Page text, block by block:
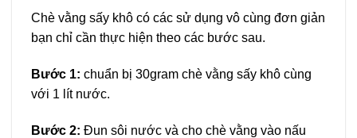
Chè vằng sấy khô có các sử dụng vô cùng đơn giản
bạn chỉ cần thực hiện theo các bước sau.
Bước 1: chuẩn bị 30gram chè vằng sấy khô cùng
với 1 lít nước.
Bước 2: Đun sôi nước và cho chè vằng vào nấu